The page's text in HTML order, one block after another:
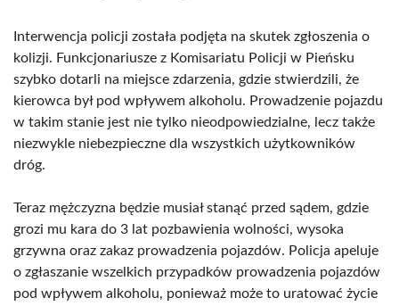
Interwencja policji została podjęta na skutek zgłoszenia o
kolizji. Funkcjonariusze z Komisariatu Policji w Pieńsku
szybko dotarli na miejsce zdarzenia, gdzie stwierdzili, że
kierowca był pod wpływem alkoholu. Prowadzenie pojazdu
w takim stanie jest nie tylko nieodpowiedzialne, lecz także
niezwykle niebezpieczne dla wszystkich użytkowników
dróg.
Teraz mężczyzna będzie musiał stanąć przed sądem, gdzie
grozi mu kara do 3 lat pozbawienia wolności, wysoka
grzywna oraz zakaz prowadzenia pojazdów. Policja apeluje
o zgłaszanie wszelkich przypadków prowadzenia pojazdów
pod wpływem alkoholu, ponieważ może to uratować życie